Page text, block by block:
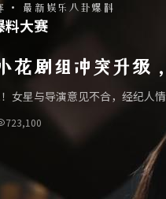
料大赛
· 最新娱乐八卦爆料
花剧组冲突升级
女星与导演意见不合，经纪人
723,100